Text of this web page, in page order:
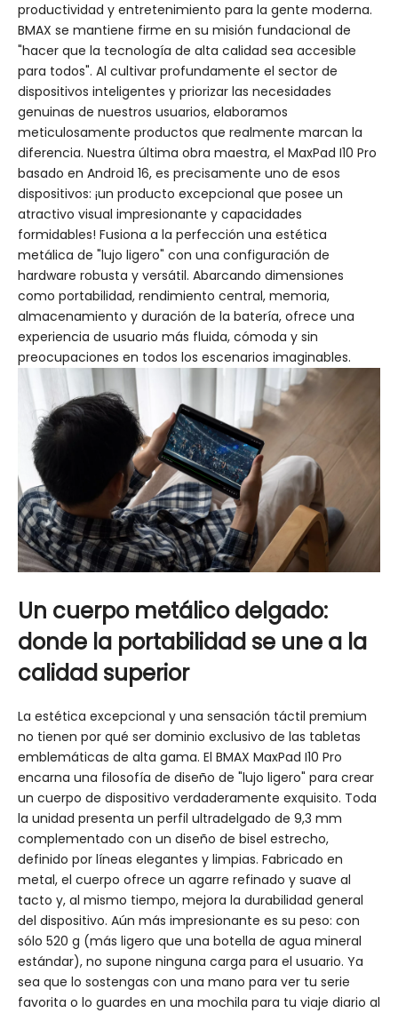
productividad y entretenimiento para la gente moderna.
BMAX se mantiene firme en su misión fundacional de
"hacer que la tecnología de alta calidad sea accesible
para todos". Al cultivar profundamente el sector de
dispositivos inteligentes y priorizar las necesidades
genuinas de nuestros usuarios, elaboramos
meticulosamente productos que realmente marcan la
diferencia. Nuestra última obra maestra, el MaxPad I10 Pro
basado en Android 16, es precisamente uno de esos
dispositivos: ¡un producto excepcional que posee un
atractivo visual impresionante y capacidades
formidables! Fusiona a la perfección una estética
metálica de "lujo ligero" con una configuración de
hardware robusta y versátil. Abarcando dimensiones
como portabilidad, rendimiento central, memoria,
almacenamiento y duración de la batería, ofrece una
experiencia de usuario más fluida, cómoda y sin
preocupaciones en todos los escenarios imaginables.
Un cuerpo metálico delgado:
donde la portabilidad se une a la
calidad superior
La estética excepcional y una sensación táctil premium
no tienen por qué ser dominio exclusivo de las tabletas
emblemáticas de alta gama. El BMAX MaxPad I10 Pro
encarna una filosofía de diseño de "lujo ligero" para crear
un cuerpo de dispositivo verdaderamente exquisito. Toda
la unidad presenta un perfil ultradelgado de 9,3 mm
complementado con un diseño de bisel estrecho,
definido por líneas elegantes y limpias. Fabricado en
metal, el cuerpo ofrece un agarre refinado y suave al
tacto y, al mismo tiempo, mejora la durabilidad general
del dispositivo. Aún más impresionante es su peso: con
sólo 520 g (más ligero que una botella de agua mineral
estándar), no supone ninguna carga para el usuario. Ya
sea que lo sostengas con una mano para ver tu serie
favorita o lo guardes en una mochila para tu viaje diario al